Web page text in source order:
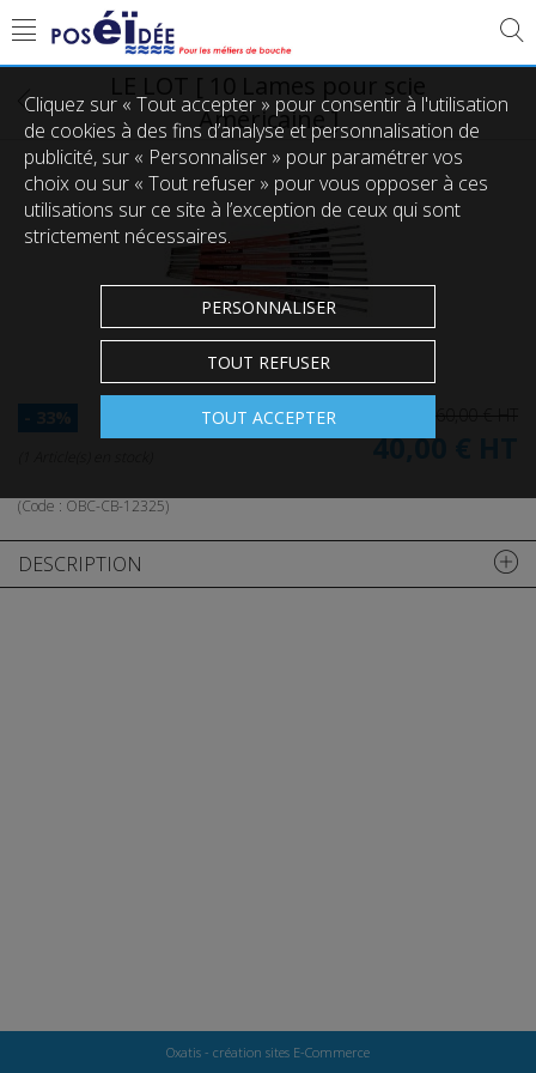
Américaine ]
40,00 €
(Code : OBC-CB-12325)
DESCRIPTION
Cliquez sur « Tout accepter » pour consentir à l'utilisation
de cookies à des fins d’analyse et personnalisation de
publicité, sur « Personnaliser » pour paramétrer vos
choix ou sur « Tout refuser » pour vous opposer à ces
utilisations sur ce site à l’exception de ceux qui sont
strictement nécessaires.
PERSONNALISER
TOUT REFUSER
TOUT ACCEPTER
Oxatis - création sites E-Commerce